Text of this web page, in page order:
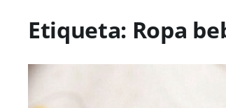
Etiqueta: Ropa